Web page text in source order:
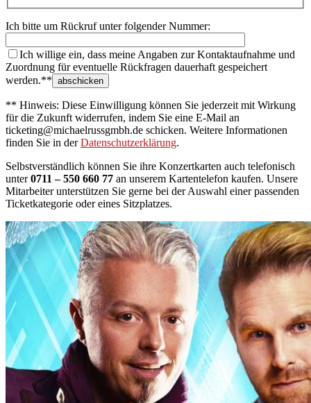
Ich bitte um Rückruf unter folgender Nummer:
Ich willige ein, dass meine Angaben zur Kontaktaufnahme und
Zuordnung für eventuelle Rückfragen dauerhaft gespeichert
werden.**
** Hinweis: Diese Einwilligung können Sie jederzeit mit Wirkung
für die Zukunft widerrufen, indem Sie eine E-Mail an
ticketing@michaelrussgmbh.de schicken. Weitere Informationen
finden Sie in derDatenschutzerklärung.
Selbstverständlich können Sie ihre Konzertkarten auch telefonisch
unter0711 – 550 660 77 an unserem Kartentelefon kaufen. Unsere
Mitarbeiter unterstützen Sie gerne bei der Auswahl einer passenden
Ticketkategorie oder eines Sitzplatzes.